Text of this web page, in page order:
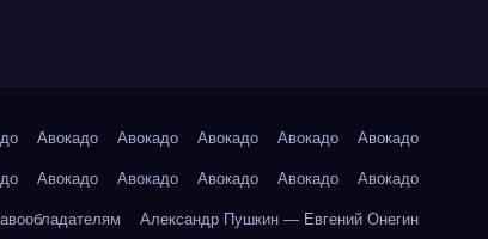
Авокадо Авокадо Авокадо Авокадо Авокадо
Авокадо Авокадо Авокадо Авокадо Авокадо
Александр Пушкин — Евгений Онегин